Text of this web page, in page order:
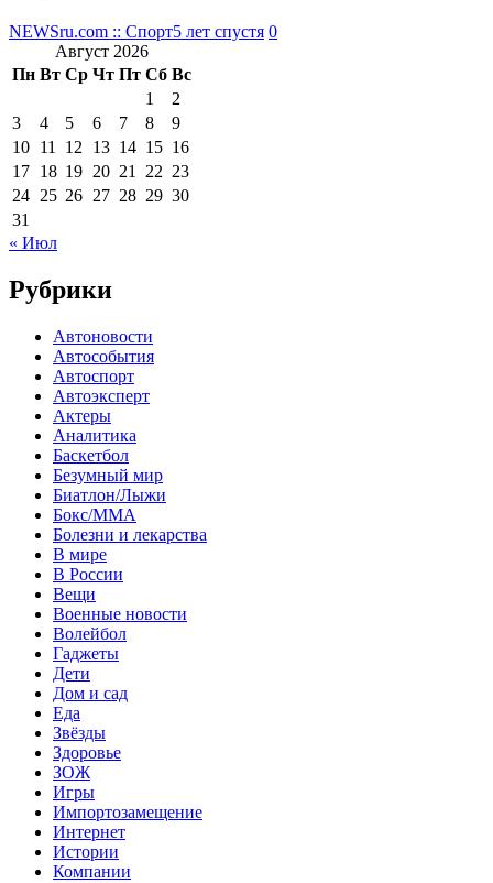
NEWSru.com :: Спорт5 лет спустя 0
Август 2026
Пн Вт Ср Чт Пт Сб Вс
1
2
3
4 5 6 7 8
9
10 11 12 13 14 15 16
17 18 19 20 21 22 23
24 25 26 27 28 29 30
31
« Июл
Рубрики
Автоновости
Автособытия
Автоспорт
Автоэксперт
Актеры
Аналитика
Баскетбол
Безумный мир
Биатлон/Лыжи
Бокс/MMA
Болезни и лекарства
В мире
В России
Вещи
Военные новости
Волейбол
Гаджеты
Дети
Дом и сад
Еда
Звёзды
Здоровье
ЗОЖ
Игры
Импортозамещение
Интернет
Истории
Компании